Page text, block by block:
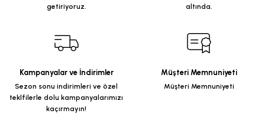
getiriyoruz.
altında.
Kampanyalar ve İndirimler
Sezon sonu indirimleri ve özel
teklfilerle dolu kampanyalarımızı
kaçırmayın!
Müşteri Memnuniyeti
Müşteri Memnuniyeti